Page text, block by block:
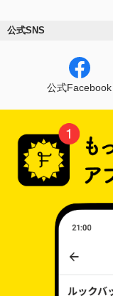
公式SNS
公式Facebook